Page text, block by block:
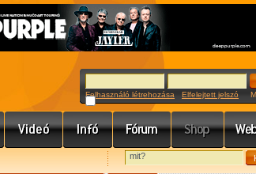
Felhasználó létrehozása Elfelejtett jelszó